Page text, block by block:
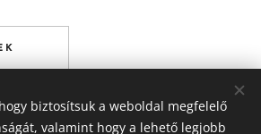
biztosítsuk a weboldal megfelelő
valamint hogy a lehető legjobb